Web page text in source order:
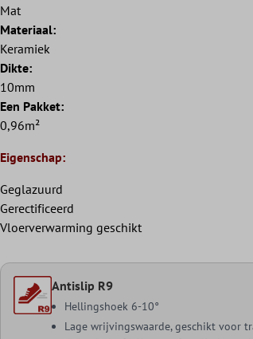
Mat
Materiaal:
Keramiek
Dikte:
10mm
Een Pakket:
0,96m²
Eigenschap:
Geglazuurd
Gerectificeerd
Vloerverwarming geschikt
Antislip R9
Hellingshoek 6-10°
Lage wrijvingswaarde, geschikt voor